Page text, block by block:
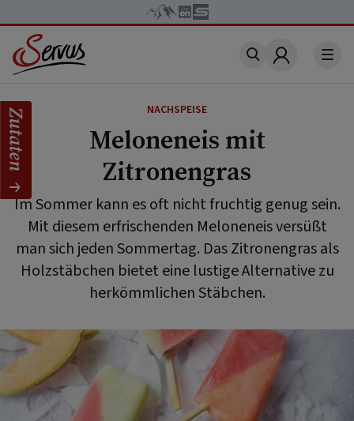
Account
NACHSPEISE
Meloneneis mit
Zitronengras
Im Sommer kann es oft nicht fruchtig genug sein.
Mit diesem erfrischenden Meloneneis versüßt
man sich jeden Sommertag. Das Zitronengras als
Holzstäbchen bietet eine lustige Alternative zu
herkömmlichen Stäbchen.
Zutaten